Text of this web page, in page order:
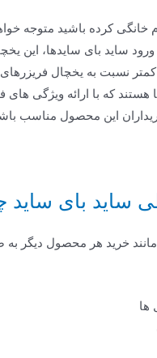
خانگی کرده باشید متوجه
ورود ساید بای سایدها، این
نسبت به یخچال
هستند که با ارائه ویژگی
این محصول مناسب
ساید بای
خرید هر محصول دیگر
ها